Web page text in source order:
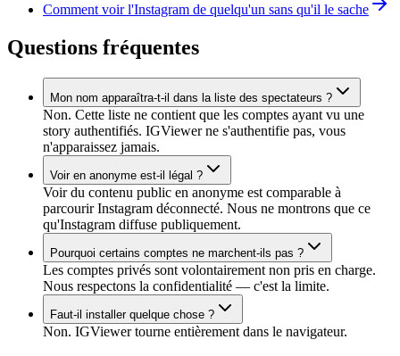
Comment voir l'Instagram de quelqu'un sans qu'il le sache
Questions fréquentes
Mon nom apparaîtra-t-il dans la liste des spectateurs ?
Non. Cette liste ne contient que les comptes ayant vu une
story authentifiés. IGViewer ne s'authentifie pas, vous
n'apparaissez jamais.
Voir en anonyme est-il légal ?
Voir du contenu public en anonyme est comparable à
parcourir Instagram déconnecté. Nous ne montrons que ce
qu'Instagram diffuse publiquement.
Pourquoi certains comptes ne marchent-ils pas ?
Les comptes privés sont volontairement non pris en charge.
Nous respectons la confidentialité — c'est la limite.
Faut-il installer quelque chose ?
Non. IGViewer tourne entièrement dans le navigateur.